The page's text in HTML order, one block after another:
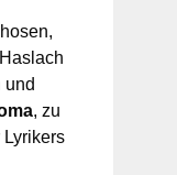
und
, zu
Lyrikers